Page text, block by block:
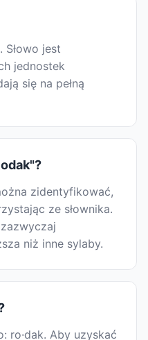
Słowo jest
jednostek
się na pełną
zidentyfikować,
ze słownika.
niż inne sylaby.
ro·dak. Aby uzyskać